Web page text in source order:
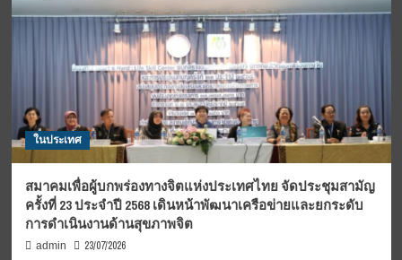
ในประเทศ
สมาคมเพื่อผู้บกพร่องทางจิตแห่งประเทศไทย จัดประชุมสามัญ
ครั้งที่ 23 ประจำปี 2568 เดินหน้าพัฒนาเครือข่ายและยกระดับ
การดำเนินงานด้านสุขภาพจิต
admin 23/07/2026